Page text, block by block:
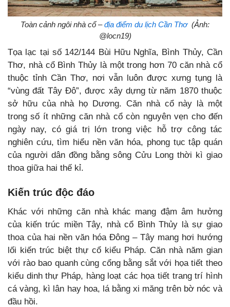
Toàn cảnh ngôi nhà cổ –địa điểm du lịch Cần Thơ(Ảnh:
@locn19)
Tọa lạc tại số 142/144 Bùi Hữu Nghĩa, Bình Thủy, Cần
Thơ, nhà cổ Bình Thủy là một trong hơn 70 căn nhà cổ
thuộc tỉnh Cần Thơ, nơi vẫn luôn được xưng tụng là
“vùng đất Tây Đô”, được xây dựng từ năm 1870 thuộc
sở hữu của nhà họ Dương. Căn nhà cổ này là một
trong số ít những căn nhà cổ còn nguyên vẹn cho đến
ngày nay, có giá trị lớn trong việc hỗ trợ công tác
nghiên cứu, tìm hiểu nền văn hóa, phong tục tập quán
của người dân đồng bằng sông Cửu Long thời kì giao
thoa giữa hai thế kỉ.
Kiến trúc độc đáo
Khác với những căn nhà khác mang đậm âm hưởng
của kiến trúc miền Tây, nhà cổ Bình Thủy là sự giao
thoa của hai nền văn hóa Đông – Tây mang hơi hướng
lối kiến trúc biệt thự cổ kiểu Pháp. Căn nhà năm gian
với rào bao quanh cùng cổng bằng sắt với họa tiết theo
kiểu dinh thự Pháp, hàng loạt các họa tiết trang trí hình
cá vàng, kì lân hay hoa, lá bằng xi măng trên bờ nóc và
đầu hồi.